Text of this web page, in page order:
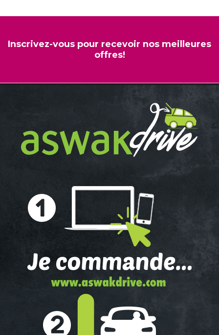
Inscrivez-vous pour recevoir nos meilleures
offres!